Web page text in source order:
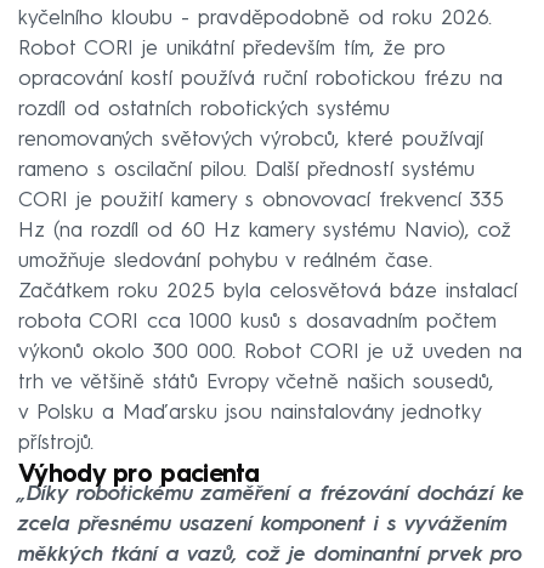
kyčelního kloubu - pravděpodobně od roku 2026.
Robot CORI je unikátní především tím, že pro
opracování kostí používá ruční robotickou frézu na
rozdíl od ostatních robotických systému
renomovaných světových výrobců, které používají
rameno s oscilační pilou. Další předností systému
CORI je použití kamery s obnovovací frekvencí 335
Hz (na rozdíl od 60 Hz kamery systému Navio), což
umožňuje sledování pohybu v reálném čase.
Začátkem roku 2025 byla celosvětová báze instalací
robota CORI cca 1000 kusů s dosavadním počtem
výkonů okolo 300 000. Robot CORI je už uveden na
trh ve většině států Evropy včetně našich sousedů,
v Polsku a Maďarsku jsou nainstalovány jednotky
přístrojů.
Výhody pro pacienta
„Díky robotickému zaměření a frézování dochází ke
zcela přesnému usazení komponent i s vyvážením
měkkých tkání a vazů, což je dominantní prvek pro